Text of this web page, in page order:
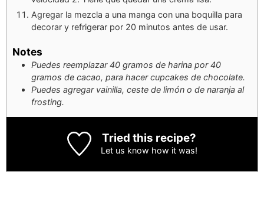
Agregar la mezcla a una manga con una boquilla para
decorar y refrigerar por 20 minutos antes de usar.
Notes
Puedes reemplazar 40 gramos de harina por 40
gramos de cacao, para hacer cupcakes de chocolate.
Puedes agregar vainilla, ceste de limón o de naranja al
frosting.
Tried this recipe?
Let us know how it was!